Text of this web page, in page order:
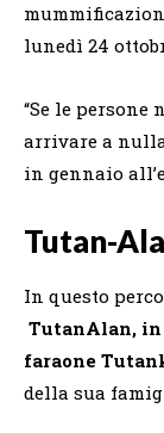
lunedì 24
“Se le
arrivare a
in gennaio
Tutan-
In questo
TutanAlan,
faraone
della sua